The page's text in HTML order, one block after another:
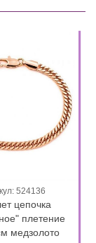
524136
цепочка
плетение
медзолото